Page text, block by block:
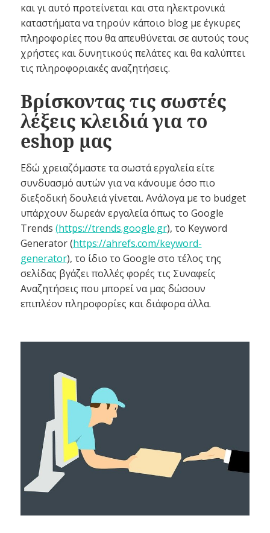
και γι αυτό προτείνεται και στα ηλεκτρονικά
καταστήματα να τηρούν κάποιο blog με έγκυρες
πληροφορίες που θα απευθύνεται σε αυτούς τους
χρήστες και δυνητικούς πελάτες και θα καλύπτει
τις πληροφοριακές αναζητήσεις.
Βρίσκοντας τις σωστές
λέξεις κλειδιά για το
eshop μας
Εδώ χρειαζόμαστε τα σωστά εργαλεία είτε
συνδυασμό αυτών για να κάνουμε όσο πιο
διεξοδική δουλειά γίνεται. Ανάλογα με το budget
υπάρχουν δωρεάν εργαλεία όπως το Google
Trends (https://trends.google.gr), το Keyword
Generator (https://ahrefs.com/keyword-
generator), το ίδιο το Google στο τέλος της
σελίδας βγάζει πολλές φορές τις Συναφείς
Αναζητήσεις που μπορεί να μας δώσουν
επιπλέον πληροφορίες και διάφορα άλλα.